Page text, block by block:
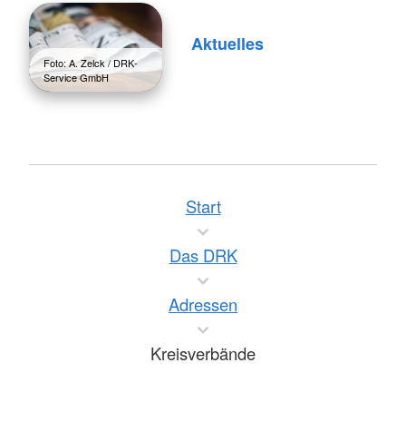
Foto: A. Zelck / DRK-
Service GmbH
Aktuelles
Start
Das DRK
Adressen
Kreisverbände